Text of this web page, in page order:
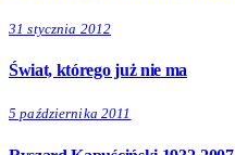
31 stycznia 2012
Świat, którego już nie ma
5 października 2011